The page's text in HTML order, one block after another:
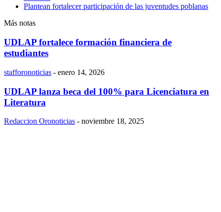
Plantean fortalecer participación de las juventudes poblanas
Más notas
UDLAP fortalece formación financiera de
estudiantes
stafforonoticias - enero 14, 2026
UDLAP lanza beca del 100% para Licenciatura en
Literatura
Redaccion Oronoticias - noviembre 18, 2025